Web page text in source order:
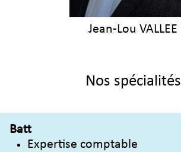
Jean-Lou VALLEE
Nos spécialités
Batt
Expertise comptable